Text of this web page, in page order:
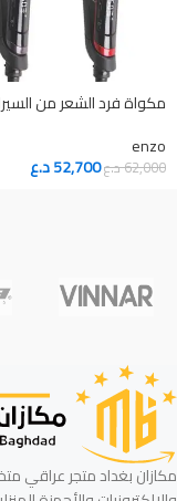
مكواة فرد الشعر من
enzo
62,000د.ع52,700د.ع
مكازان بغداد متجر عراقي